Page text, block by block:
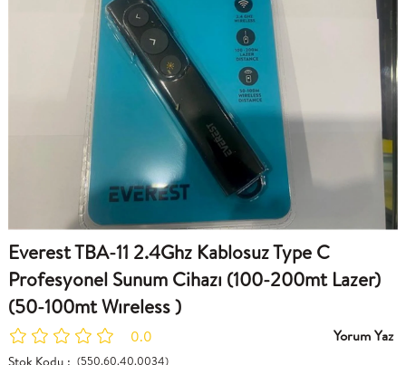
Everest TBA-11 2.4Ghz Kablosuz Type C
Profesyonel Sunum Cihazı (100-200mt Lazer)
(50-100mt Wıreless )
0.0 Yorum Yaz
Stok Kodu (550.60.40.0034)